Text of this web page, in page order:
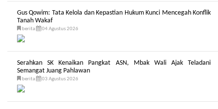
Gus Qowim: Tata Kelola dan Kepastian Hukum Kunci Mencegah Konflik
Tanah Wakaf
berita 04 Agustus 2026
Serahkan SK Kenaikan Pangkat ASN, Mbak Wali Ajak Teladani
Semangat Juang Pahlawan
berita 03 Agustus 2026